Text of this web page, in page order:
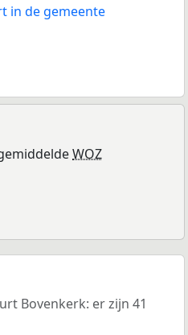
in de gemeente
WOZ
Bovenkerk: er zijn 41